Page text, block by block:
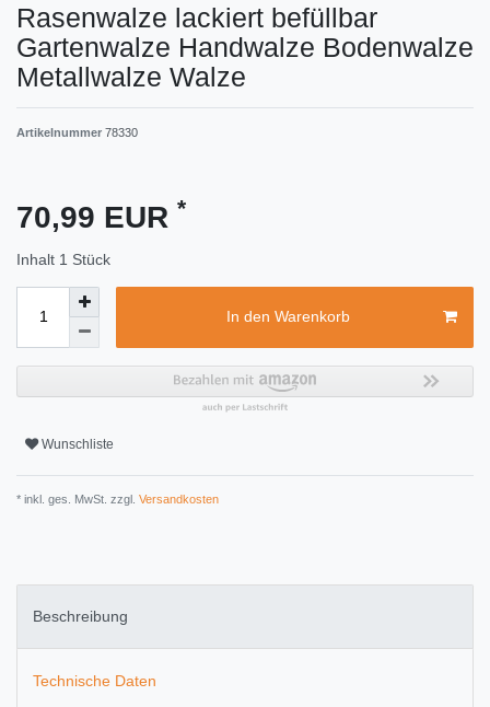
Rasenwalze lackiert befüllbar
Gartenwalze Handwalze Bodenwalze
Metallwalze Walze
Artikelnummer 78330
70,99 EUR *
Inhalt 1 Stück
In den Warenkorb
Wunschliste
* inkl. ges. MwSt. zzgl. Versandkosten
Beschreibung
Technische Daten